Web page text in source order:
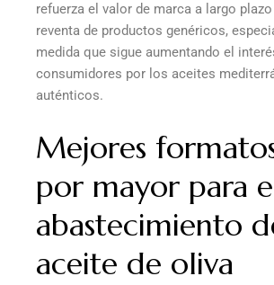
refuerza el valor de marca a largo
reventa de productos genéricos,
medida que sigue aumentando el
consumidores por los aceites
auténticos.
Mejores
por mayor para
abastecimiento
aceite de oliva